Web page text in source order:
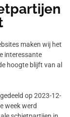
maken wij het
interessante
hoogte blijft van al
op 2023-12-
week werd